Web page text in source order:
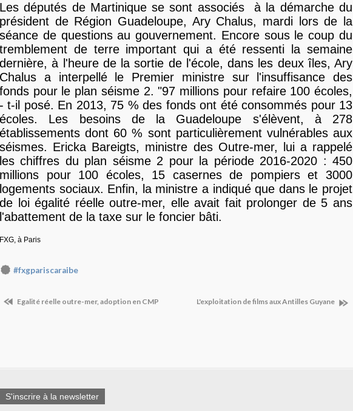
Les députés de Martinique se sont associés à la démarche du
président de Région Guadeloupe, Ary Chalus, mardi lors de la
séance de questions au gouvernement. Encore sous le coup du
tremblement de terre important qui a été ressenti la semaine
dernière, à l'heure de la sortie de l'école, dans les deux îles, Ary
Chalus a interpellé le Premier ministre sur l'insuffisance des
fonds pour le plan séisme 2. "97 millions pour refaire 100 écoles,
- t-il posé. En 2013, 75 % des fonds ont été consommés pour 13
écoles. Les besoins de la Guadeloupe s'élèvent, à 278
établissements dont 60 % sont particulièrement vulnérables aux
séismes. Ericka Bareigts, ministre des Outre-mer, lui a rappelé
les chiffres du plan séisme 2 pour la période 2016-2020 : 450
millions pour 100 écoles, 15 casernes de pompiers et 3000
logements sociaux. Enfin, la ministre a indiqué que dans le projet
de loi égalité réelle outre-mer, elle avait fait prolonger de 5 ans
l'abattement de la taxe sur le foncier bâti.
FXG, à Paris
#fxgpariscaraibe
Egalité réelle outre-mer, adoption en CMP L'exploitation de films aux Antilles Guyane
S'inscrire à la newsletter